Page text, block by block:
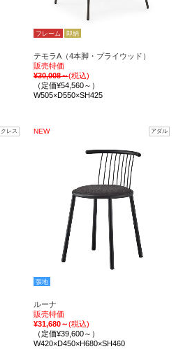
フレーム 即納
テモラA（4本脚・プライウッド）
販売特価
¥30,008～(税込)
（定価¥54,560～）
W505×D550×SH425
クレス NEW アダル
張地
ルーナ
販売特価
¥31,680～(税込)
（定価¥39,600～）
W420×D450×H680×SH460